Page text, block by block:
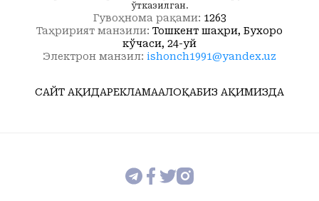
ўтказилган.
Гувоҳнома рақами: 1263
Таҳририят манзили: Тошкент шаҳри, Бухоро
кўчаси, 24-уй
Электрон манзил: ishonch1991@yandex.uz
САЙТ ҲАҚИДАРЕКЛАМААЛОҚАБИЗ ҲАҚИМИЗДА